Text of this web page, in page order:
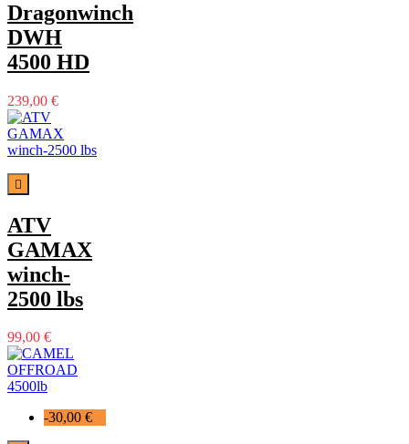
Dragonwinch
DWH
4500 HD
239,00 €

ATV
GAMAX
winch-
2500 lbs
99,00 €
-30,00 €